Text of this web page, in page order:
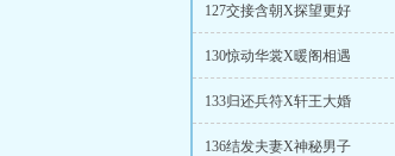
127交接含朝X探望更好
130惊动华裳X暖阁相遇
133归还兵符X轩王大婚
136结发夫妻X神秘男子